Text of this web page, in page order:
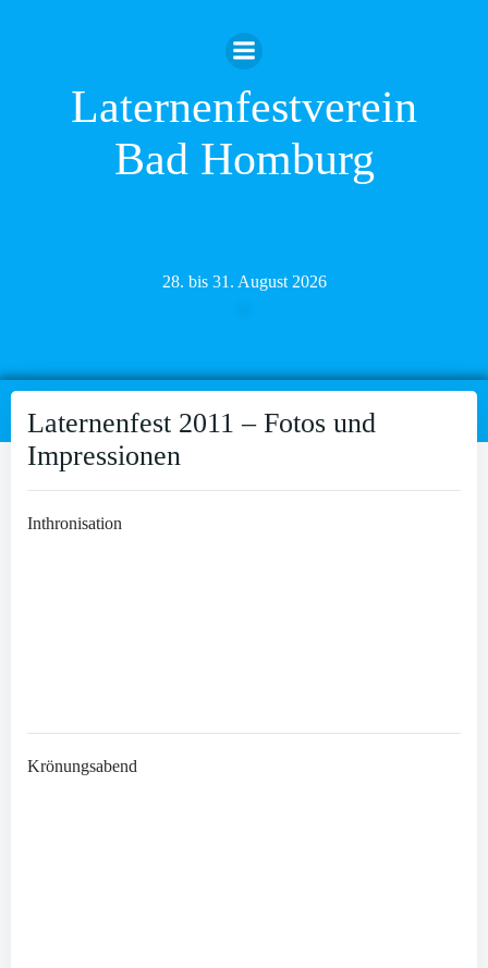
Inhalt
springen
Laternenfestverein
Bad Homburg
28. bis 31. August 2026
Laternenfest 2011 – Fotos und
Impressionen
Inthronisation
Krönungsabend